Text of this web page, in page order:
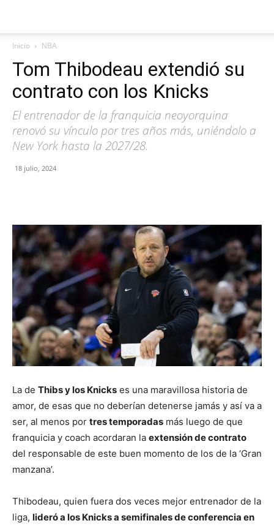
Inicio NBA
Tom Thibodeau extendió su
contrato con los Knicks
El entrenador de la franquicia neoyorquina
renovó su vínculo por tres años más, uniéndolo a
New York hasta la 2027/28.
18 julio, 2024
La de Thibs y los Knicks es una maravillosa historia de
amor, de esas que no deberían detenerse jamás y así va a
ser, al menos por tres temporadas más luego de que
franquicia y coach acordaran la extensión de contrato
del responsable de este buen momento de los de la ‘Gran
manzana’.
Thibodeau, quien fuera dos veces mejor entrenador de la
liga, lideró a los Knicks a semifinales de conferencia en